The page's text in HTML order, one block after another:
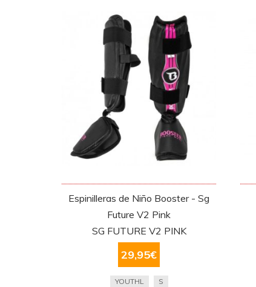
Espinilleras de Niño Booster - Sg
Future V2 Pink
SG FUTURE V2 PINK
29,95€
YOUTHL S